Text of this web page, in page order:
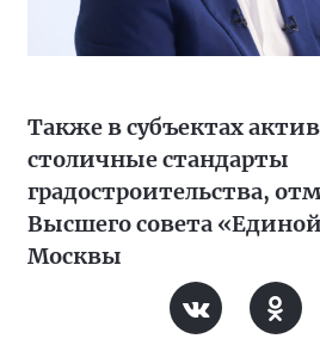
Также в субъектах
столичные стандарты
градостроительства,
Высшего совета
Москвы